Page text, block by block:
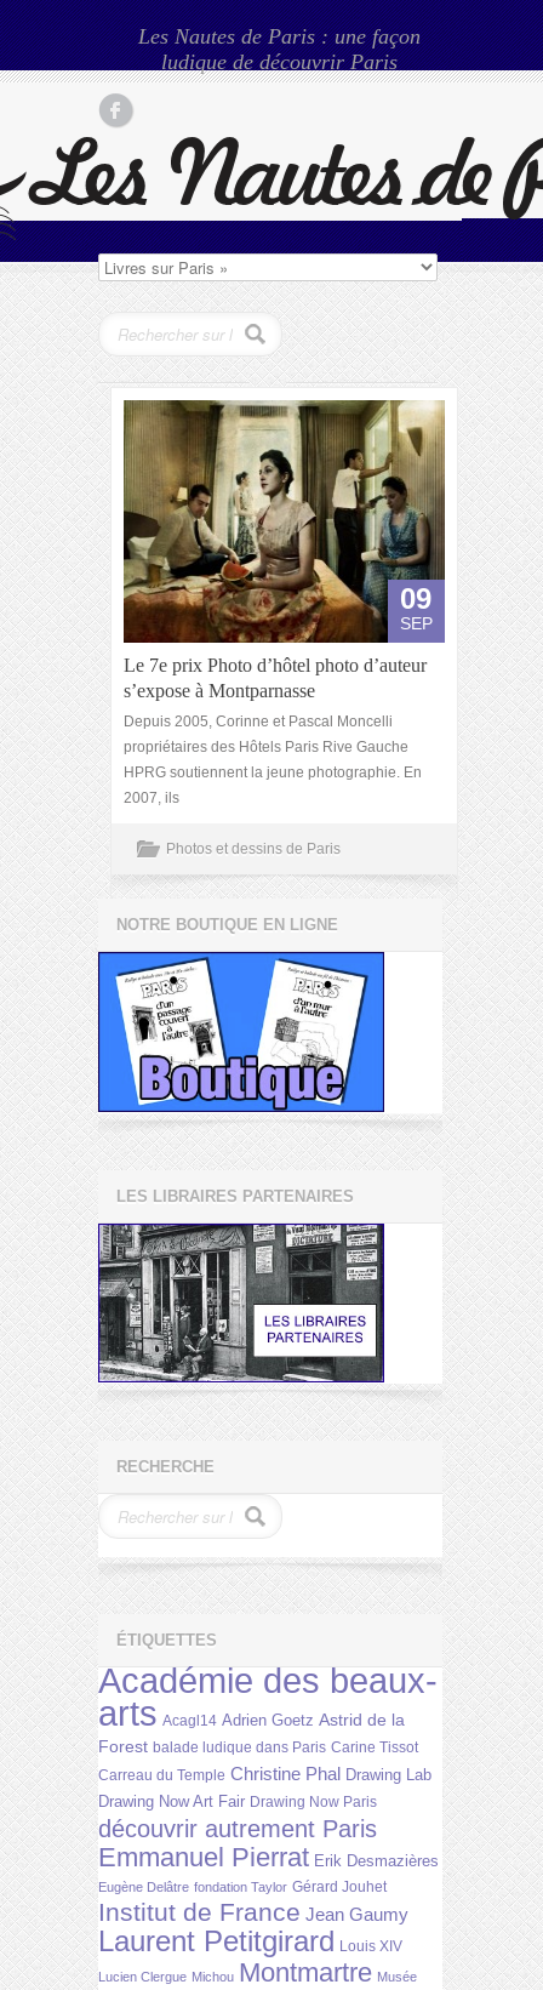
Les Nautes de Paris : une façon
ludique de découvrir Paris
09
SEP
Le 7e prix Photo d’hôtel photo d’auteur
s’expose à Montparnasse
Depuis 2005, Corinne et Pascal Moncelli
propriétaires des Hôtels Paris Rive Gauche
HPRG soutiennent la jeune photographie. En
2007, ils
Photos et dessins de Paris
NOTRE BOUTIQUE EN LIGNE
LES LIBRAIRES PARTENAIRES
RECHERCHE
ÉTIQUETTES
Académie des beaux-
arts Acagl14 Adrien Goetz Astrid de la
Forest balade ludique dans Paris Carine Tissot
Carreau du Temple Christine Phal Drawing Lab
Drawing Now Art Fair Drawing Now Paris
découvrir autrement Paris
Emmanuel Pierrat Erik Desmazières
Eugène Delâtre fondation Taylor Gérard Jouhet
Institut de France Jean Gaumy
Laurent Petitgirard Louis XIV
Lucien Clergue Michou Montmartre Musée